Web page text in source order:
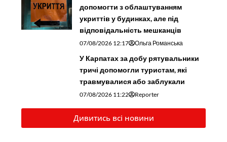
допомогти з облаштуванням
укриттів у будинках, але під
відповідальність мешканців
07/08/2026 12:17 Ольга Романська
У Карпатах за добу рятувальники
тричі допомогли туристам, які
травмувалися або заблукали
07/08/2026 11:22 Reporter
Дивитись всі новини